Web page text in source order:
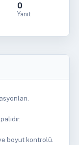
0
Yanıt
boyut kontrolü.